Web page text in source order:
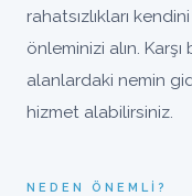
rahatsızlıkları
önleminizi alın.
alanlardaki nemin
hizmet alabilirsiniz.
NEDEN ÖNEMLI?